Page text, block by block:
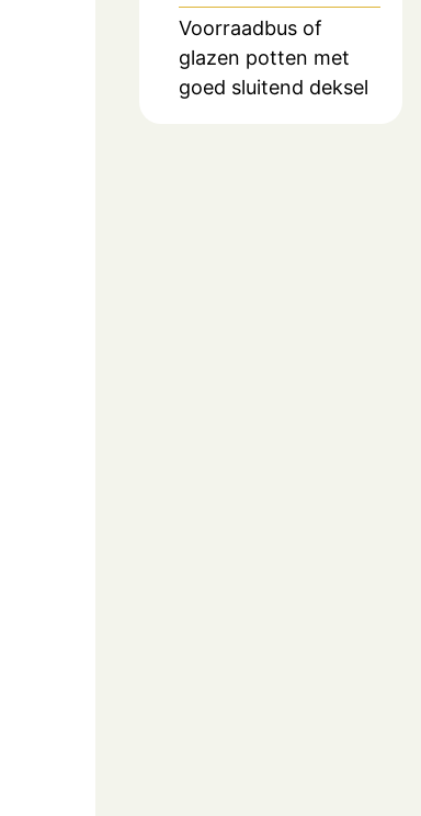
Voorraadbus of
glazen potten met
goed sluitend deksel